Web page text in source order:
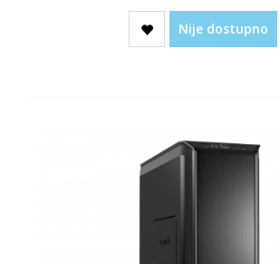
Nije dostupno